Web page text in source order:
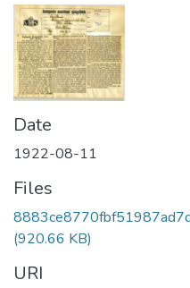
Date
1922-08-11
Files
(920.66 KB)
URI